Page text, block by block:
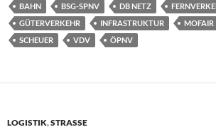
BAHN BSG-SPNV DB NETZ
GÜTERVERKEHR
INFRASTRUKTUR MOFAIR
SCHEUER
VDV ÖPNV
LOGISTIK,STRASSE